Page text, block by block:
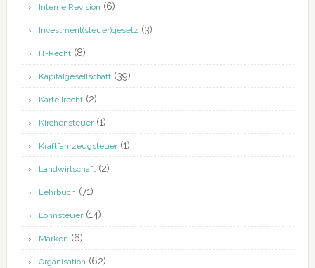
Interne Revision (6)
Investment(steuer)gesetz (3)
IT-Recht(8)
Kapitalgesellschaft(39)
Kartellrecht(2)
Kirchensteuer(1)
Kraftfahrzeugsteuer(1)
Landwirtschaft(2)
Lehrbuch (71)
Lohnsteuer(14)
Marken (6)
Organisation (62)